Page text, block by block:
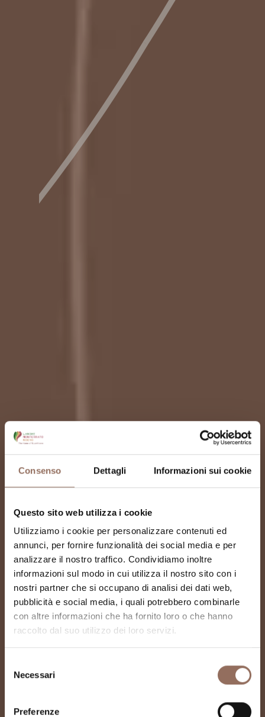
Consenso Dettagli Informazioni sui cookie
Questo sito web utilizza i cookie
Utilizziamo i cookie per personalizzare contenuti ed
annunci, per fornire funzionalità dei social media e per
analizzare il nostro traffico. Condividiamo inoltre
informazioni sul modo in cui utilizza il nostro sito con i
nostri partner che si occupano di analisi dei dati web,
pubblicità e social media, i quali potrebbero combinarle
con altre informazioni che ha fornito loro o che hanno
raccolto dal suo utilizzo dei loro servizi.
delNecessari
Preferenze
Museo Civico
Archeologico e di
Scienze Naturali
"Federico Eusebio"